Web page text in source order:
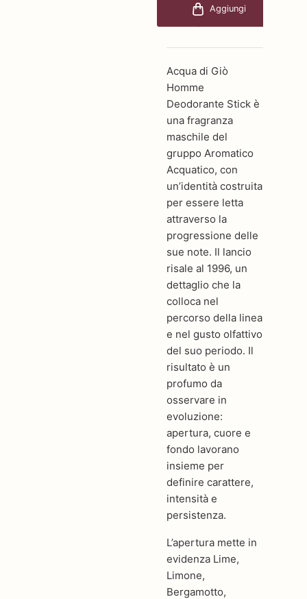
€36,60Aggiungi
Acqua di Giò
Homme
Deodorante Stick è
una fragranza
maschile del
gruppo Aromatico
Acquatico, con
un’identità costruita
per essere letta
attraverso la
progressione delle
sue note. Il lancio
risale al 1996, un
dettaglio che la
colloca nel
percorso della linea
e nel gusto olfattivo
del suo periodo. Il
risultato è un
profumo da
osservare in
evoluzione:
apertura, cuore e
fondo lavorano
insieme per
definire carattere,
intensità e
persistenza.
L’apertura mette in
evidenza Lime,
Limone,
Bergamotto,